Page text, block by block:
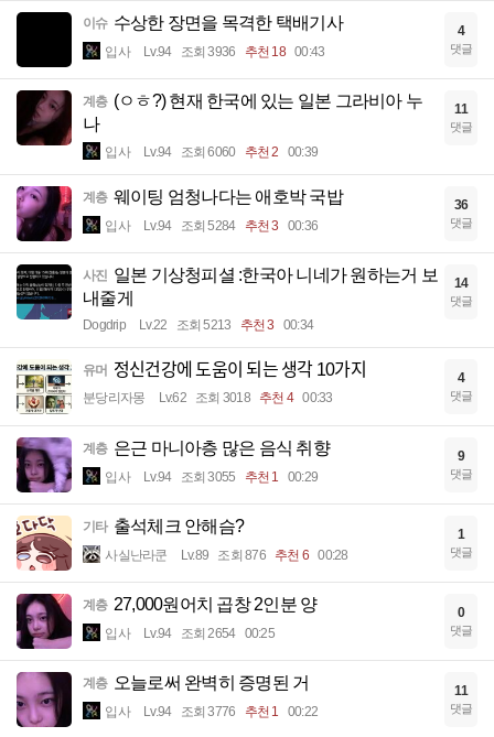
이슈 수상한 장면을 목격한 택배기사
입사 Lv.94 조회 3936 추천 18 00:43
4
댓글
계층 (ㅇㅎ?) 현재 한국에 있는 일본 그라비아 누
나
입사 Lv.94 조회 6060 추천 2 00:39
11
댓글
계층 웨이팅 엄청나다는 애호박 국밥
입사 Lv.94 조회 5284 추천 3 00:36
36
댓글
사진 일본 기상청피셜 :한국아 니네가 원하는거 보
내줄게
Dogdrip Lv.22 조회 5213 추천 3 00:34
14
댓글
유머 정신건강에 도움이 되는 생각 10가지
분당리자몽 Lv.62 조회 3018 추천 4 00:33
4
댓글
계층 은근 마니아층 많은 음식 취향
입사 Lv.94 조회 3055 추천 1 00:29
9
댓글
기타 출석체크 안해슴?
사실난라쿤 Lv.89 조회 876 추천 6 00:28
1
댓글
계층 27,000원어치 곱창 2인분 양
입사 Lv.94 조회 2654 00:25
0
댓글
계층 오늘로써 완벽히 증명된 거
입사 Lv.94 조회 3776 추천 1 00:22
11
댓글